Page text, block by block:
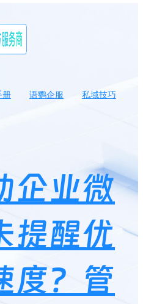
册 语鹦企服
私域技巧
企业微
提醒优
度？管